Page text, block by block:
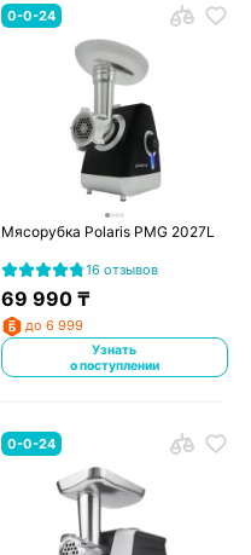
0-0-24
Мясорубка Polaris PMG 2027L
16 отзывов
69 990 ₸
до 6 999
Узнать
о поступлении
0-0-24